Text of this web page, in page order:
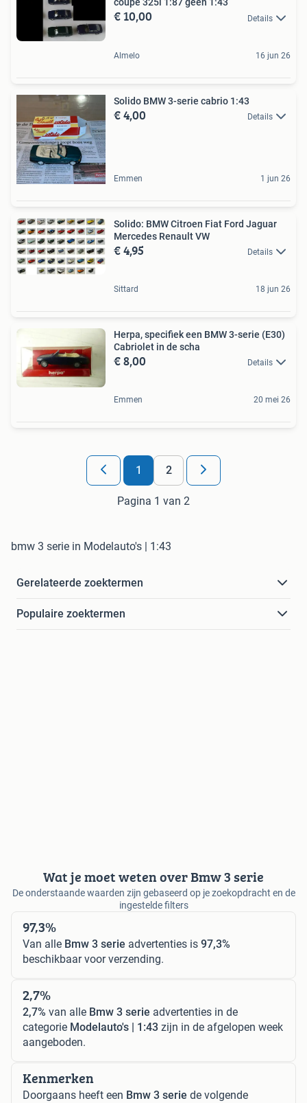
coupe 325i 1:87 geen 1:43
€ 10,00 Details
Almelo 16 jun 26
Solido BMW 3-serie cabrio 1:43
€ 4,00 Details
Emmen 1 jun 26
Solido: BMW Citroen Fiat Ford Jaguar
Mercedes Renault VW
€ 4,95 Details
Sittard 18 jun 26
Herpa, specifiek een BMW 3-serie (E30)
Cabriolet in de scha
€ 8,00 Details
Emmen 20 mei 26
1 2
Pagina 1 van 2
bmw 3 serie in Modelauto's | 1:43
Gerelateerde zoektermen
Populaire zoektermen
Wat je moet weten over Bmw 3 serie
De onderstaande waarden zijn gebaseerd op je zoekopdracht en de
ingestelde filters
97,3%
Van alle Bmw 3 serie advertenties is 97,3%
beschikbaar voor verzending.
2,7%
2,7% van alle Bmw 3 serie advertenties in de
categorie Modelauto's | 1:43 zijn in de afgelopen week
aangeboden.
Kenmerken
Doorgaans heeft een Bmw 3 serie de volgende